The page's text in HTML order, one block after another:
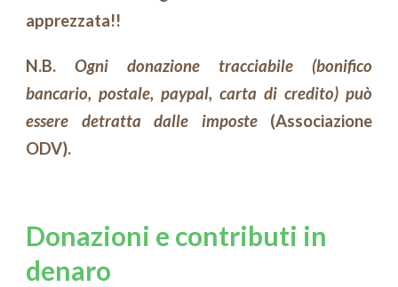
apprezzata!!
N.B. Ogni donazione tracciabile (bonifico
bancario, postale, paypal, carta di credito) può
essere detratta dalle imposte(Associazione
ODV).
Donazioni e contributi in
denaro